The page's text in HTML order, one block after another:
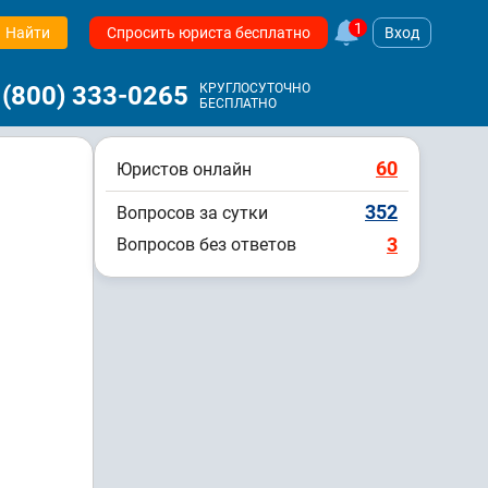
Найти Спросить юриста бесплатно 1 Вход
333-0265
КРУГЛОСУТОЧНО
БЕСПЛАТНО
Юристов онлайн 60
Вопросов за сутки 352
Вопросов без ответов 3